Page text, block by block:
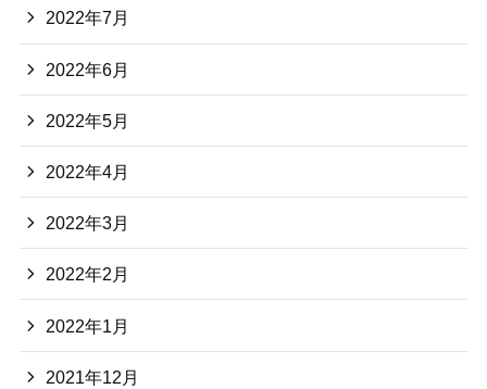
2022年7月
2022年6月
2022年5月
2022年4月
2022年3月
2022年2月
2022年1月
2021年12月